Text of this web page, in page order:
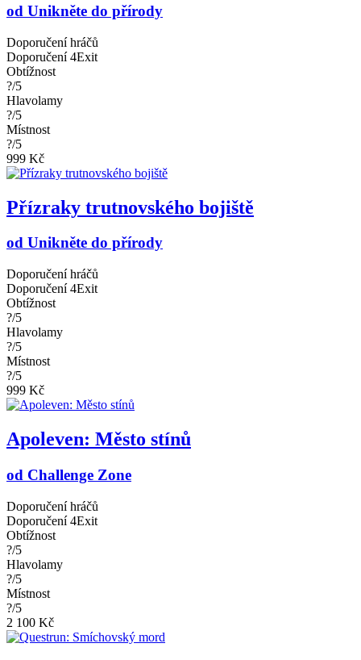
od Unikněte do přírody
Doporučení hráčů
Doporučení 4Exit
Obtížnost
?/5
Hlavolamy
?/5
Místnost
?/5
999 Kč
Přízraky trutnovského bojiště
od Unikněte do přírody
Doporučení hráčů
Doporučení 4Exit
Obtížnost
?/5
Hlavolamy
?/5
Místnost
?/5
999 Kč
Apoleven: Město stínů
od Challenge Zone
Doporučení hráčů
Doporučení 4Exit
Obtížnost
?/5
Hlavolamy
?/5
Místnost
?/5
2 100 Kč